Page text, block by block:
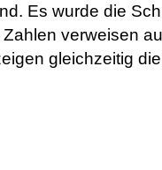
Es wurde die
verweisen
gleichzeitig